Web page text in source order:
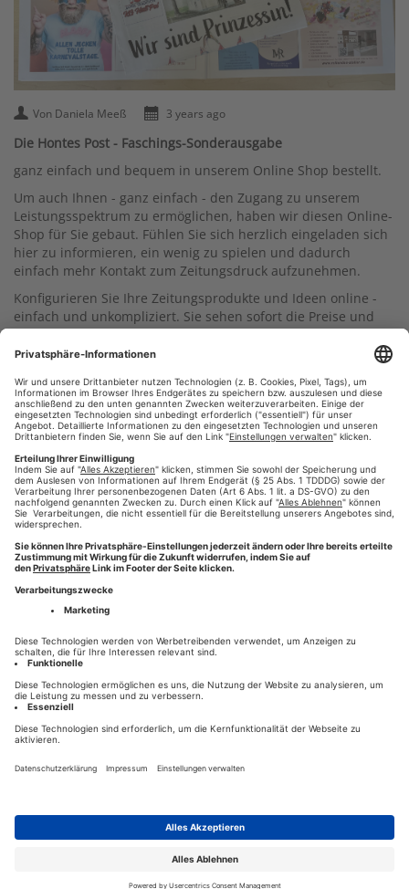
Von Daniela Meeß 3 years ago
Die Hontes Post - Faschings-Sonderausgabe
ganz einfach und bequem in unserem Online Shop bestellt.
Um auch Ihnen - ganz einfach - den Zugang zu unserem
Leistungsspektrum zu ermöglichen, haben wir diesen Online-
Shop für Sie gebaut. Fühlen Sie sich herzlich eingeladen sich
hier zu informieren, ein wenig zu spielen und dadurch
einfach mehr Kontakt zum Zeitungsdruck aufzunehmen.
Konfigurieren Sie Ihre Zeitungsprodukte und Ideen online -
einfach und unkompliziert. Sie sehen sofort die Preise und
Konditionen. Wenn alles passt können Sie natürlich auch
direkt bestellen, inklusive Upload Ihrer Druckdaten, die wir
Sollten zwischendurch Fragen aufkommen, melden Sie sich
gerne direkt bei uns. Wir freuen uns mit Ihnen Ihre Zeitung
zu drucken!
Weiterlesen
#wir-drucken-deine-zeitung,#WDDZ,#Presse-Druck,
#augsburg,#zeitung online,#online-shop #Zeitung
drucken
HILFE
DATENSCHUTZ AGB IMPRESSUM
PRIVACY SETTINGS